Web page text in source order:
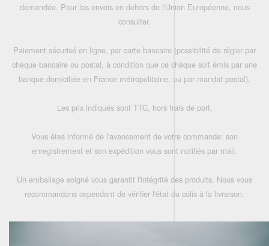
demandée. Pour les envois en dehors de l'Union Européenne, nous
consulter.
Paiement sécurisé en ligne, par carte bancaire (possibilité de régler par
chèque bancaire ou postal, à condition que ce chèque soit émis par une
banque domiciliée en France métropolitaine, ou par mandat postal),
Les prix indiqués sont TTC, hors frais de port,
Vous êtes informé de l'avancement de votre commande: son
enregistrement et son expédition vous sont notifiés par mail.
Un emballage soigné vous garantit l'intégrité des produits. Nous vous
recommandons cependant de vérifier l'état du colis à la livraison.